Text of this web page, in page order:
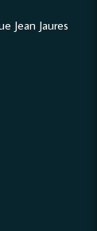
Jean Jaures